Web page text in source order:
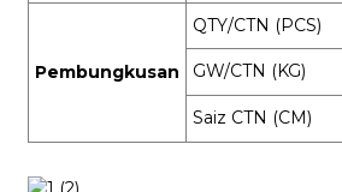
Pembungkusan
QTY/CTN (PCS)
GW/CTN (KG)
Saiz CTN (CM)